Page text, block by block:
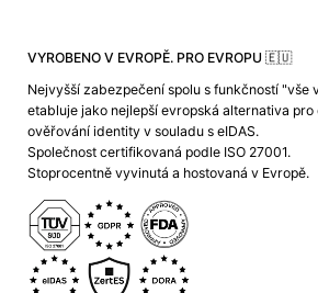
VYROBENO V EVROPĚ. PRO EVROPU 🇪🇺
Nejvyšší zabezpečení spolu s funkčností "vše
etabluje jako nejlepší evropská alternativa pro
ověřování identity v souladu s eIDAS.
Společnost certifikovaná podle ISO 27001.
Stoprocentně vyvinutá a hostovaná v Evropě.